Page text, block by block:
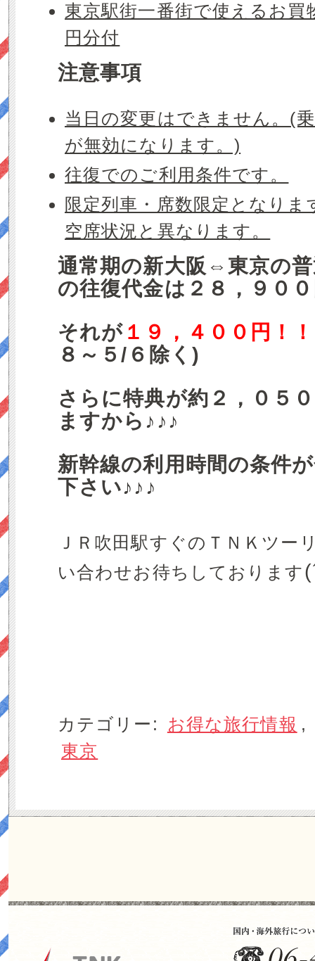
東京駅街一番街で使えるお買
円分付
注意事項
当日の変更はできません。(
が無効になります。)
往復でのご利用条件です。
限定列車・席数限定となりま
空席状況と異なります。
通常期の新大阪⇔東京の
の往復代金は２８，９０
それが １９，４００円！
８～５/６除く)
さらに特典が約２，０５
ますから♪♪♪
新幹線の利用時間の条件
下さい♪♪♪
ＪＲ吹田駅すぐのＴＮＫツー
い合わせお待ちしております
カテゴリー: お得な旅行情報 ,
東京